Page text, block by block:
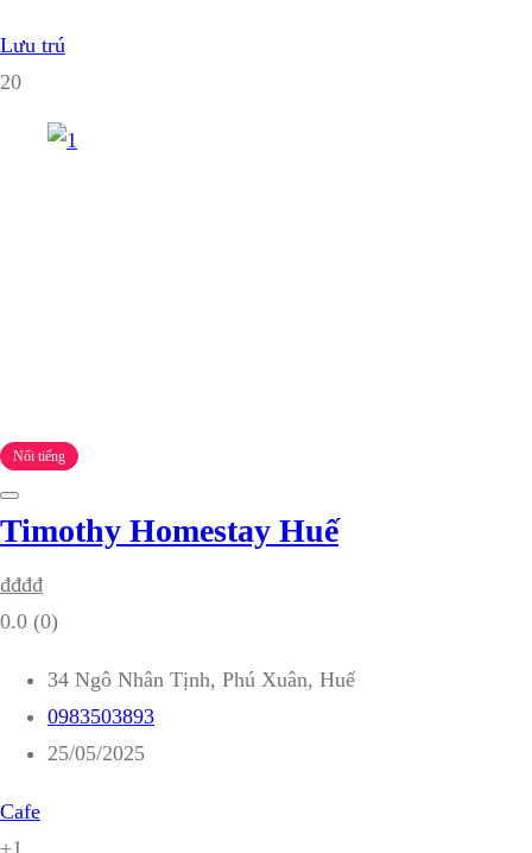
Lưu trú
20
Nổi tiếng
Timothy Homestay Huế
₫₫₫₫
0.0 (0)
34 Ngô Nhân Tịnh, Phú Xuân, Huế
0983503893
25/05/2025
Cafe
+1